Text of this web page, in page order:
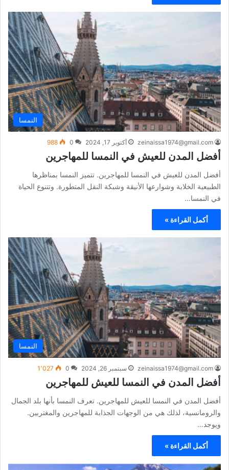
النمسا
zeinaissa1974@gmail.com أكتوبر 17, 2024 0
988
أفضل المدن للعيش في النمسا للمهاجرين
أفضل المدن للعيش في النمسا للمهاجرين. تتميز النمسا بمناظرها
الطبيعية الخلابة وشوارعها الأنيقة وشبكة النقل المتطورة. وتتنوع الحياة
في النمسا…
أكمل القراءة »
النمسا
zeinaissa1974@gmail.com سبتمبر 26, 2024 0 1٬027
أفضل المدن في النمسا للعيش للمهاجرين
أفضل المدن في النمسا للعيش للمهاجرين. تعرف النمسا بأنها بلد الجمال
والرومانسية، لذلك هي من الوجهات الجذابة للمهاجرين والمغتربين.
ويوجد…
أكمل القراءة »